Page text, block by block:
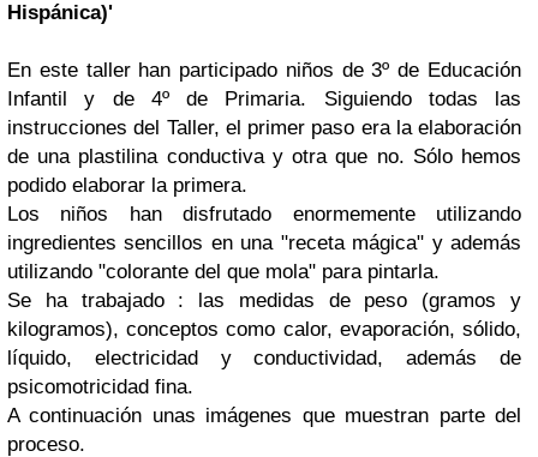
Hispánica)'
En este taller han participado niños de 3º de Educación
Infantil y de 4º de Primaria. Siguiendo todas las
instrucciones del Taller, el primer paso era la elaboración
de una plastilina conductiva y otra que no. Sólo hemos
podido elaborar la primera.
Los niños han disfrutado enormemente utilizando
ingredientes sencillos en una "receta mágica" y además
utilizando "colorante del que mola" para pintarla.
Se ha trabajado : las medidas de peso (gramos y
kilogramos), conceptos como calor, evaporación, sólido,
líquido, electricidad y conductividad, además de
psicomotricidad fina.
A continuación unas imágenes que muestran parte del
proceso.